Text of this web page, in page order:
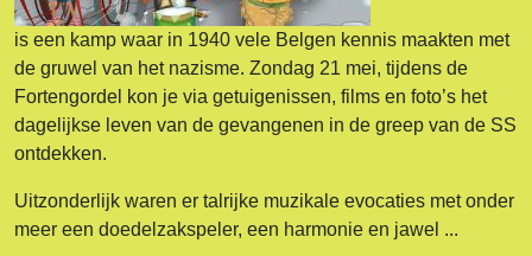
is een kamp waar in 1940 vele Belgen kennis maakten met
de gruwel van het nazisme. Zondag 21 mei, tijdens de
Fortengordel kon je via getuigenissen, films en foto’s het
dagelijkse leven van de gevangenen in de greep van de SS
ontdekken.
Uitzonderlijk waren er talrijke muzikale evocaties met onder
meer een doedelzakspeler, een harmonie en jawel ...